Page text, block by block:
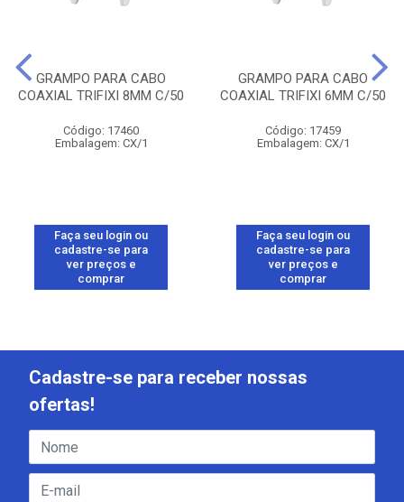
GRAMPO PARA CABO
COAXIAL TRIFIXI 8MM C/50
Código: 17460
Embalagem: CX/1
Faça seu login ou
cadastre-se para
ver preços e
comprar
GRAMPO PARA CABO
COAXIAL TRIFIXI 6MM C/50
Código: 17459
Embalagem: CX/1
Faça seu login ou
cadastre-se para
ver preços e
comprar
Cadastre-se para receber nossas
ofertas!